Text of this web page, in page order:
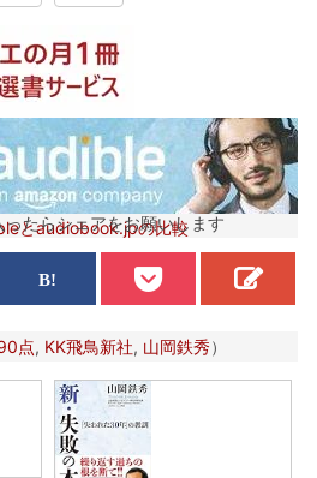
とaudiobook.jpの比較
ったらシェアをお願いします
点, KK飛鳥新社, 山岡鉄秀）